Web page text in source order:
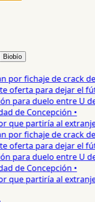
Biobío
fichaje de crack de
para dejar el
duelo entre U de
de Concepción •
partiría al
fichaje de crack de
para dejar el
duelo entre U de
de Concepción •
partiría al